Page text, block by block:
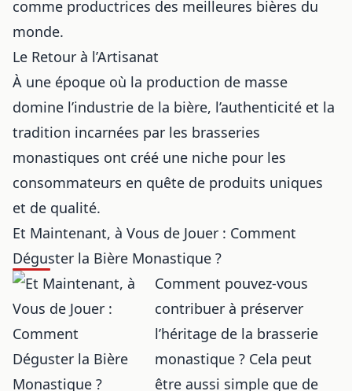
comme productrices des meilleures bières du
monde.
Le Retour à l’Artisanat
À une époque où la production de masse
domine l’industrie de la bière, l’authenticité et la
tradition incarnées par les brasseries
monastiques ont créé une niche pour les
consommateurs en quête de produits uniques
et de qualité.
Et Maintenant, à Vous de Jouer : Comment
Déguster la Bière Monastique ?
Comment pouvez-vous
contribuer à préserver
l’héritage de la brasserie
monastique ? Cela peut
être aussi simple que de